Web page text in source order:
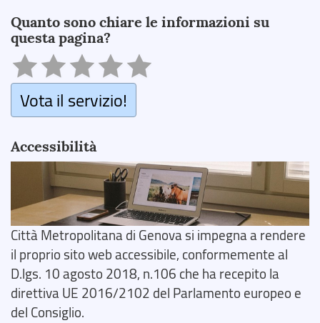
Quanto sono chiare le informazioni su
questa pagina?
Vota il servizio!
Accessibilità
Città Metropolitana di Genova si impegna a rendere
il proprio sito web accessibile, conformemente al
D.lgs. 10 agosto 2018, n.106 che ha recepito la
direttiva UE 2016/2102 del Parlamento europeo e
del Consiglio.